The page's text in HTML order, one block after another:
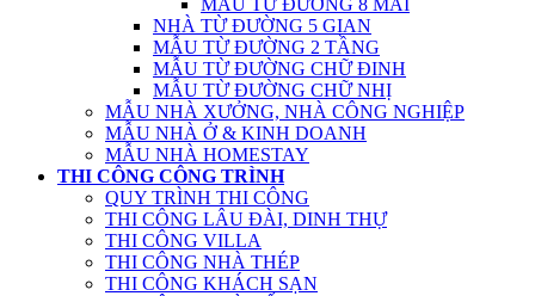
MẪU TỪ ĐƯỜNG 8 MÁI
NHÀ TỪ ĐƯỜNG 5 GIAN
MẪU TỪ ĐƯỜNG 2 TẦNG
MẪU TỪ ĐƯỜNG CHỮ ĐINH
MẪU TỪ ĐƯỜNG CHỮ NHỊ
MẪU NHÀ XƯỞNG, NHÀ CÔNG NGHIỆP
MẪU NHÀ Ở & KINH DOANH
MẪU NHÀ HOMESTAY
THI CÔNG CÔNG TRÌNH
QUY TRÌNH THI CÔNG
THI CÔNG LÂU ĐÀI, DINH THỰ
THI CÔNG VILLA
THI CÔNG NHÀ THÉP
THI CÔNG KHÁCH SẠN